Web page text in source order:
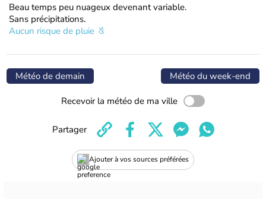
Beau temps peu nuageux devenant variable.
Sans précipitations.
Aucun risque de pluie
Météo de demain Météo du week-end
Recevoir la météo de ma ville
Ajouter à vos sources préférées
Partager